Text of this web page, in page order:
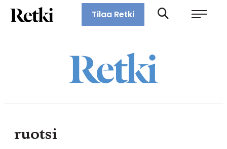
Siirry
suoraan
Retki-lehti
Tilaa Retki
ruotsi